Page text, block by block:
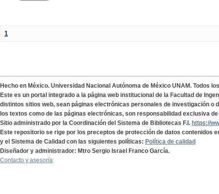
1
Hecho en México. Universidad Nacional Autónoma de México UNAM. Todos
Este es un portal integrado a la página web institucional de la Facultad de
distintos sitios web, sean páginas electrónicas personales de investigación o
los textos como de las páginas electrónicas, son responsabilidad exclusiva
Sitio administrado por la Coordinación del Sistema de Bibliotecas F.I. https://
Este repositorio se rige por los preceptos de protección de datos contenidos
y el Sistema de Calidad con las siguientes políticas: Política de calidad
Diseñador y administrador: Mtro Sergio Israel Franco García.
Contacto y asesoría